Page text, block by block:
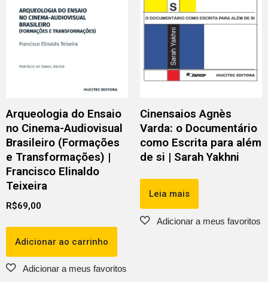
Arqueologia do Ensaio
no Cinema-Audiovisual
Brasileiro (Formações
e Transformações) |
Francisco Elinaldo
Teixeira
R$69,00
Adicionar ao carrinho
Cinensaios Agnès
Varda: o Documentário
como Escrita para além
de si | Sarah Yakhni
Leia mais